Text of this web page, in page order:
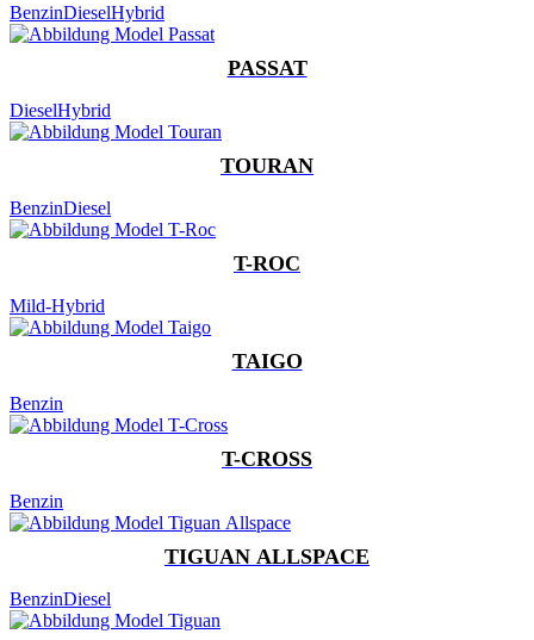
BenzinDieselHybrid
PASSAT
DieselHybrid
TOURAN
BenzinDiesel
T-ROC
Mild-Hybrid
TAIGO
Benzin
T-CROSS
Benzin
TIGUAN ALLSPACE
BenzinDiesel